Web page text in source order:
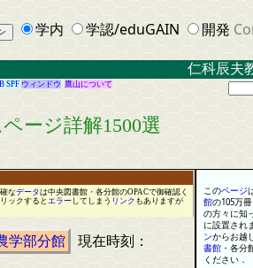
学内 学認/eduGAIN 開発
仁科辰夫
SPF ウィンドウ 鷹山について
ージ詳解1500選
なデータは中央図書館 ・ 各分館のOPACで御確認く
ッ クすると エラー してしまう リンク もありますが
学部分館
現在時刻：
このページ
館の105万冊
の方々に知
に設置され
ンからお越
書館・ 各分
ください．